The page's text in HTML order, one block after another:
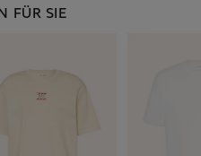
FÜR SIE